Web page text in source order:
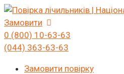
Skip
to
content
Замовити
0 (800) 10-63-63
(044) 363-63-63
Замовити повірку